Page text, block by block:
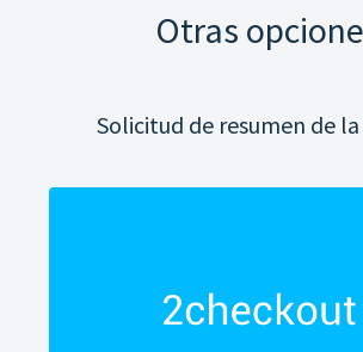
Otras
Solicitud de resumen de